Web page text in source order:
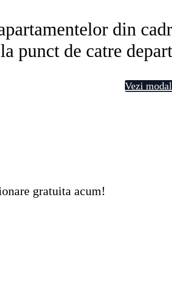
din
punct de catre
Vezi
gratuita acum!